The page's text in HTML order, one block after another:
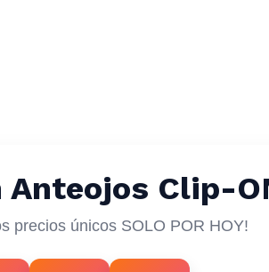
Anteojos Clip-
precios únicos SOLO POR HOY!